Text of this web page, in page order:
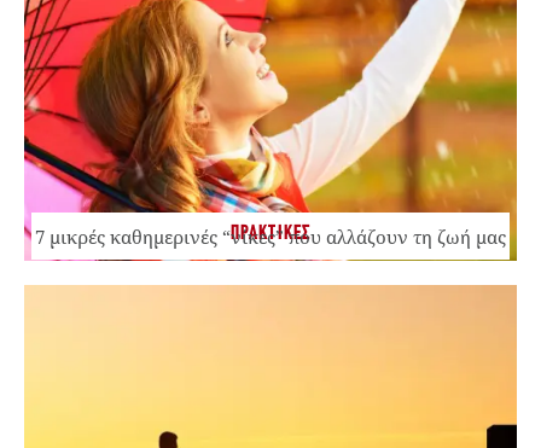
ΠΡΑΚΤΙΚΕΣ
7 μικρές καθημερινές “νίκες” που αλλάζουν τη ζωή μας